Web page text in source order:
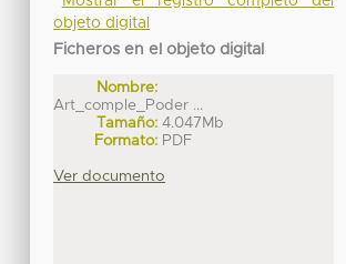
objeto digital
Ficheros en el objeto digital
Nombre:
Art_comple_Poder ...
Tamaño: 4.047Mb
Formato: PDF
Ver documento